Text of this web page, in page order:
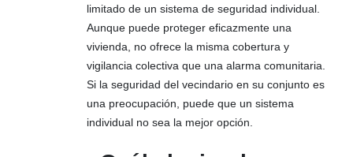
limitado de un sistema de seguridad individual.
Aunque puede proteger eficazmente una
vivienda, no ofrece la misma cobertura y
vigilancia colectiva que una alarma comunitaria.
Si la seguridad del vecindario en su conjunto es
una preocupación, puede que un sistema
individual no sea la mejor opción.